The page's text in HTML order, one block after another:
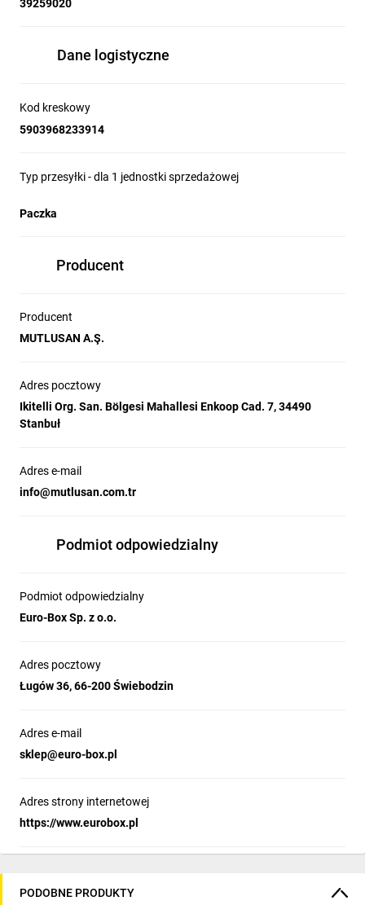
zakupu 50 szt.
produktu.
zalety:
Możliwość wyboru między mocowaniem śrubowym a taśmą
samoprzylepną zapewnia wszechstronność i łatwość
Odporność na uderzenia (IK07) i ochrona przed ciałami
Neutralny szary kolor i schludny wygląd integrują się z
Dane techniczne
Kod producenta:
Wysokość:18 mm
Zakres temperatury do montażu:
Ochrona przed ciałami stałymi:
Klasa odporności na uderzenia:
Materiał: PCV
Kolor:
39259020
Dane logistyczne
Kod kreskowy
5903968233914
Typ przesyłki - dla 1 jednostki sprzedażowej
Paczka
Producent
Producent
MUTLUSAN A.Ş.
Adres pocztowy
Ikitelli Org. San. Bölgesi Mahallesi Enkoop Cad. 7, 34490
Stanbuł
Adres e-mail
info@mutlusan.com.tr
Podmiot odpowiedzialny
Podmiot odpowiedzialny
Euro-Box Sp. z o.o.
Adres pocztowy
Ługów 36, 66-200 Świebodzin
Adres e-mail
sklep@euro-box.pl
Adres strony internetowej
https://www.eurobox.pl
PODOBNE PRODUKTY